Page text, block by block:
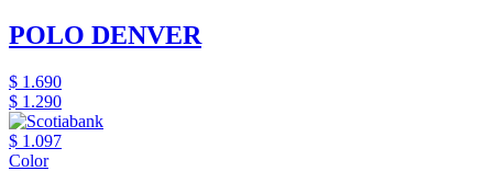
POLO DENVER
$ 1.690
$ 1.290
$ 1.097
Color